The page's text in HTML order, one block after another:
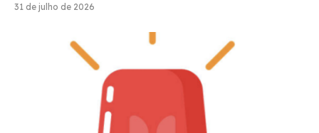
31 de julho de 2026